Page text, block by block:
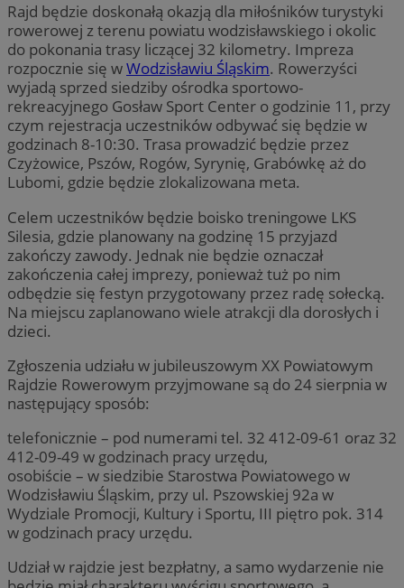
Rajd będzie doskonałą okazją dla miłośników turystyki
rowerowej z terenu powiatu wodzisławskiego i okolic
do pokonania trasy liczącej 32 kilometry. Impreza
rozpocznie się wWodzisławiu Śląskim. Rowerzyści
wyjadą sprzed siedziby ośrodka sportowo-
rekreacyjnego Gosław Sport Center o godzinie 11, przy
czym rejestracja uczestników odbywać się będzie w
godzinach 8-10:30. Trasa prowadzić będzie przez
Czyżowice, Pszów, Rogów, Syrynię, Grabówkę aż do
Lubomi, gdzie będzie zlokalizowana meta.
Celem uczestników będzie boisko treningowe LKS
Silesia, gdzie planowany na godzinę 15 przyjazd
zakończy zawody. Jednak nie będzie oznaczał
zakończenia całej imprezy, ponieważ tuż po nim
odbędzie się festyn przygotowany przez radę sołecką.
Na miejscu zaplanowano wiele atrakcji dla dorosłych i
dzieci.
Zgłoszenia udziału w jubileuszowym XX Powiatowym
Rajdzie Rowerowym przyjmowane są do 24 sierpnia w
następujący sposób:
telefonicznie – pod numerami tel. 32 412-09-61 oraz 32
412-09-49 w godzinach pracy urzędu,
osobiście – w siedzibie Starostwa Powiatowego w
Wodzisławiu Śląskim, przy ul. Pszowskiej 92a w
Wydziale Promocji, Kultury i Sportu, III piętro pok. 314
w godzinach pracy urzędu.
Udział w rajdzie jest bezpłatny, a samo wydarzenie nie